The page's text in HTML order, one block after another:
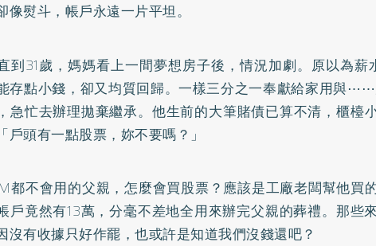
像熨斗，帳戶永遠一片平坦。
到31歲，媽媽看上一間夢想房子後，情況加劇。原以為薪
存點小錢，卻又均質回歸。一樣三分之一奉獻給家用與
急忙去辦理拋棄繼承。他生前的大筆賭債已算不清，櫃檯
戶頭有一點股票，妳不要嗎？」
都不會用的父親，怎麼會買股票？應該是工廠老闆幫他買
戶竟然有13萬，分毫不差地全用來辦完父親的葬禮。那些
沒有收據只好作罷，也或許是知道我們沒錢還吧？